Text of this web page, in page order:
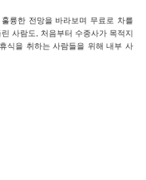
륭한 전망을 바라보며 무료로 차를
사람도, 처음부터 수종사가 목적지
식을 취하는 사람들을 위해 내부 사